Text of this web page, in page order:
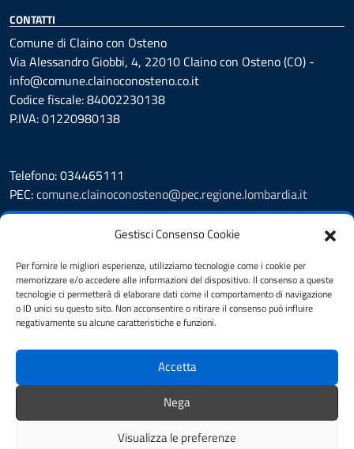
Gestisci Consenso Cookie
Per fornire le migliori esperienze, utilizziamo tecnologie come i cookie per
memorizzare e/o accedere alle informazioni del dispositivo. Il consenso a queste
tecnologie ci permetterà di elaborare dati come il comportamento di navigazione
o ID unici su questo sito. Non acconsentire o ritirare il consenso può influire
negativamente su alcune caratteristiche e funzioni.
Accetta
Nega
Visualizza le preferenze
CONTATTI
Comune di Claino con Osteno
Via Alessandro Giobbi, 4, 22010 Claino con Osteno (CO) -
info@comune.clainoconosteno.co.it
Codice fiscale: 84002230138
P.IVA: 01220980138
Telefono: 034465111
PEC:comune.clainoconosteno@pec.regione.lombardia.it
Prenotazione appuntamento
Segnalazione disservizio
Amministrazione Trasparente
Albo Pretorio
Informativa privacy
Note legali
Dichiarazione di accessibilità
Feedback accessibilità